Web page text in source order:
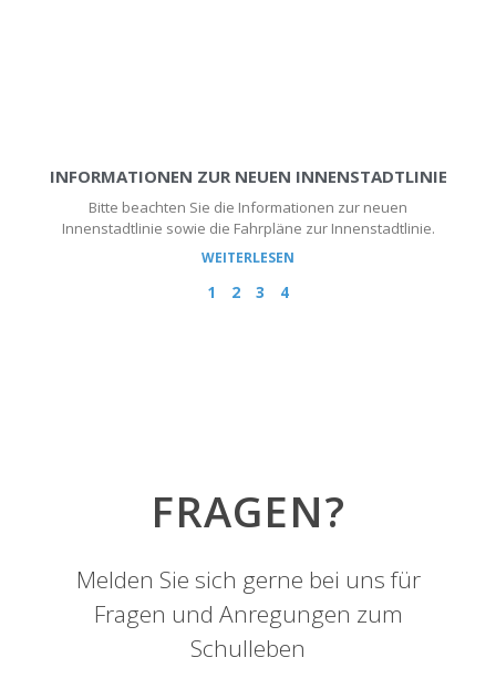
INFORMATIONEN ZUR NEUEN INNENSTADTLINIE
Bitte beachten Sie die Informationen zur neuen
Innenstadtlinie sowie die Fahrpläne zur Innenstadtlinie.
WEITERLESEN
1 2 3 4
FRAGEN?
Melden Sie sich gerne bei uns für
Fragen und Anregungen zum
Schulleben